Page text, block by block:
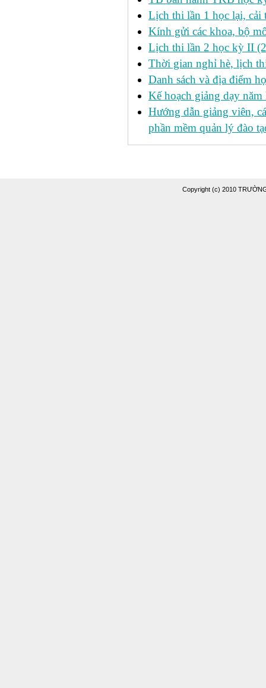
Lịch thi lần 1 học lại, cải
Kính gửi các khoa, bộ
Lịch thi lần 2 học kỳ II
Thời gian nghỉ hè, lịch
Danh sách và địa điểm
Kế hoạch giảng dạy
Hướng dẫn giảng viên,
phần mềm quản lý đào
Copyright (c) 2010